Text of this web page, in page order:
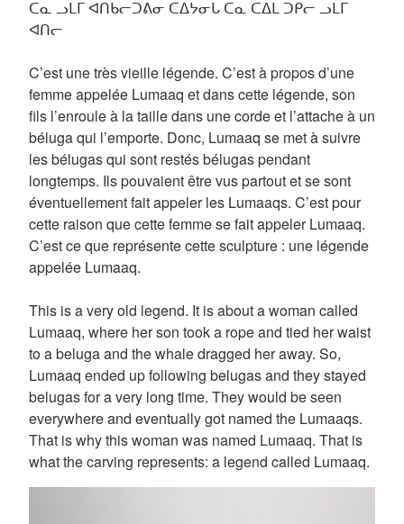
ᑕᓇ ᓗᒪᒥ ᐊᑎᑲᓕᑐᕕᓂ ᑕᐃᔭᓂᒐ ᑕᓇ ᑕᐃᒪ ᑐᑭᓕ ᓗᒪᒥ
ᐊᑎᓕ
C’est une très vieille légende. C’est à propos d’une
femme appelée Lumaaq et dans cette légende, son
fils l’enroule à la taille dans une corde et l’attache à un
béluga qui l’emporte. Donc, Lumaaq se met à suivre
les bélugas qui sont restés bélugas pendant
longtemps. Ils pouvaient être vus partout et se sont
éventuellement fait appeler les Lumaaqs. C’est pour
cette raison que cette femme se fait appeler Lumaaq.
C’est ce que représente cette sculpture : une légende
appelée Lumaaq.
This is a very old legend. It is about a woman called
Lumaaq, where her son took a rope and tied her waist
to a beluga and the whale dragged her away. So,
Lumaaq ended up following belugas and they stayed
belugas for a very long time. They would be seen
everywhere and eventually got named the Lumaaqs.
That is why this woman was named Lumaaq. That is
what the carving represents: a legend called Lumaaq.